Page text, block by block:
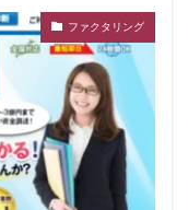
ファクタリング